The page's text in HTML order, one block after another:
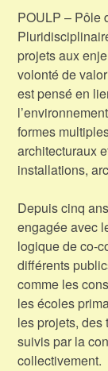
POULP – Pôle
projets aux
volonté de
est pensé en
formes
architecturaux
installations,
Depuis cinq
engagée avec
logique de co-
différents
comme les
les écoles
les projets, des
suivis par la
collectivement.